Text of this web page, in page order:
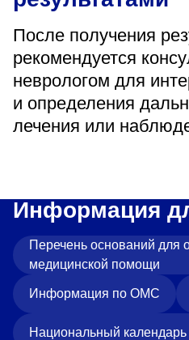
После получения
рекомендуется
неврологом для
и определения
лечения или
Информация
Перечень оснований для
медицинской помощи
Информация по ОМС
Национальный календарь